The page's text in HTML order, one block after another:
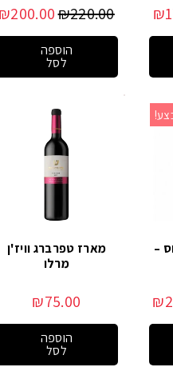
₪
₪220.00
₪200.00
הוספה
לסל
–
₪
מארז טפרברג וויז'ן
מרלו
₪75.00
הוספה
לסל